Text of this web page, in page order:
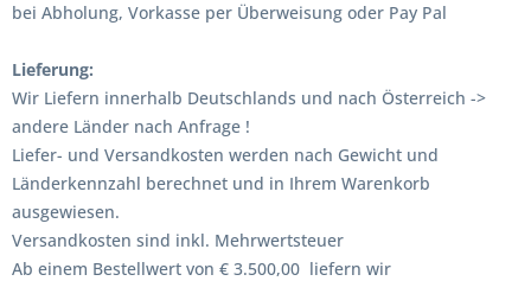
bei Abholung, Vorkasse per Überweisung oder Pay Pal
Lieferung:
Wir Liefern innerhalb Deutschlands und nach Österreich ->
andere Länder nach Anfrage !
Liefer- und Versandkosten werden nach Gewicht und
Länderkennzahl berechnet und in Ihrem Warenkorb
ausgewiesen.
Versandkosten sind inkl. Mehrwertsteuer
Ab einem Bestellwert von € 3.500,00 liefern wir